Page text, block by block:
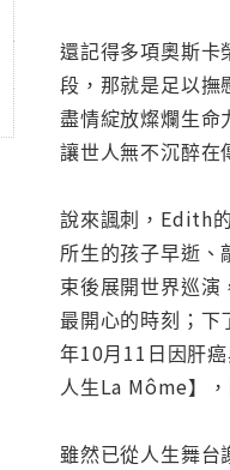
還記得多項奧斯
段，那就是足以撫
盡情綻放燦爛生命
讓世人無不沉醉在
說來諷刺，Edith
所生的孩子早逝
束後展開世界巡
最開心的時刻；
年10月11日因肝
人生La Môme】
雖然已從人生舞